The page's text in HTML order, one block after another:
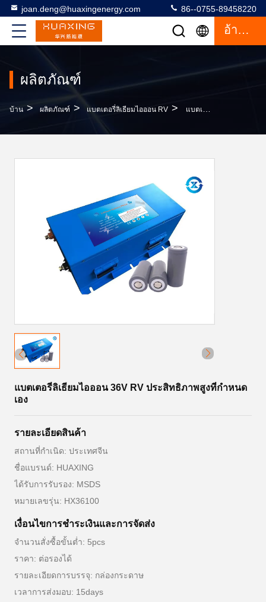
joan.deng@huaxingenergy.com 86--0755-89458220
อ้างอิง
ผลิตภัณฑ์
บ้าน > ผลิตภัณฑ์ > แบตเตอรี่ลิเธียมไอออน RV > แบตเตอรี่ลิเธียมไอออน 36V RV ประสิทธิภาพสูงที่กำหนดเอง
แบตเตอรี่ลิเธียมไอออน 36V RV ประสิทธิภาพสูงที่กำหนด
เอง
รายละเอียดสินค้า
สถานที่กำเนิด: ประเทศจีน
ชื่อแบรนด์: HUAXING
ได้รับการรับรอง: MSDS
หมายเลขรุ่น: HX36100
เงื่อนไขการชําระเงินและการจัดส่ง
จำนวนสั่งซื้อขั้นต่ำ: 5pcs
ราคา: ต่อรองได้
รายละเอียดการบรรจุ: กล่องกระดาษ
เวลาการส่งมอบ: 15days